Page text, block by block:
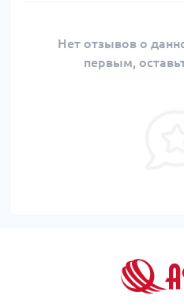
Нет отзывов о
первым,